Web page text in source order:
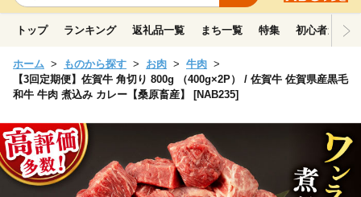
トップ ランキング 返礼品一覧 まち一覧 特集 初心者ガイド
ホーム ものから探す お肉
牛肉
【3回定期便】佐賀牛 角切り 800g （400g×2P） / 佐賀牛 佐賀県産黒毛
和牛 牛肉 煮込み カレー【桑原畜産】 [NAB235]